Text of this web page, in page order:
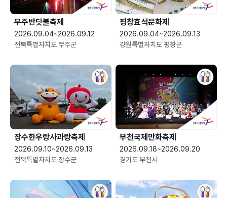
무주반딧불축제
2026.09.04~2026.09.12
전북특별자치도 무주군
평창효석문화제
2026.09.04~2026.09.13
강원특별자치도 평창군
장수한우랑사과랑축제
2026.09.10~2026.09.13
전북특별자치도 장수군
부천국제만화축제
2026.09.18~2026.09.20
경기도 부천시